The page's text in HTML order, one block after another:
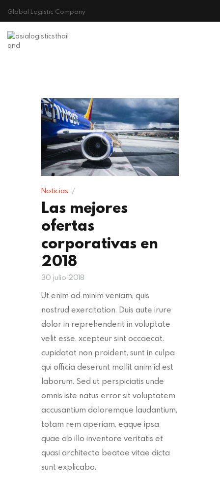
Global Logistic Company
Noticias
Las mejores
ofertas
corporativas en
2018
30 julio 2018
Ut enim ad minim veniam, quis
nostrud exercitation. Duis aute irure
dolor in reprehenderit in voluptate
velit esse. xcepteur sint occaecat.
cupidatat non proident, sunt in culpa
qui officia deserunt mollit anim id est
laborum. Sed ut perspiciatis unde
omnis iste natus error sit voluptatem
accusantium doloremque laudantium,
totam rem aperiam, eaque ipsa
quae ab illo inventore veritatis et
quasi architecto beatae vitae dicta
sunt explicabo.